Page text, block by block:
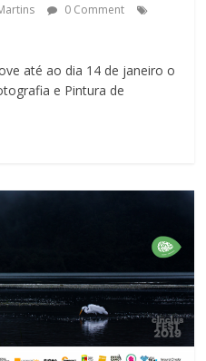
0 Comment
até ao dia 14 de janeiro o
e Pintura de